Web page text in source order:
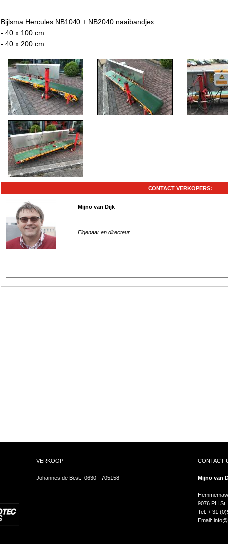
Bijlsma Hercules NB1040 + NB2040 naaibandjes:
- 40 x 100 cm
- 40 x 200 cm
CONTACT VERKOPERS:
Mijno van Dijk
Eigenaar en directeur
VERKOOP
Johannes de Best: 0630 - 705158
CONTACT
Mijno van
9076 PH St.
Tel: + 31
Email: